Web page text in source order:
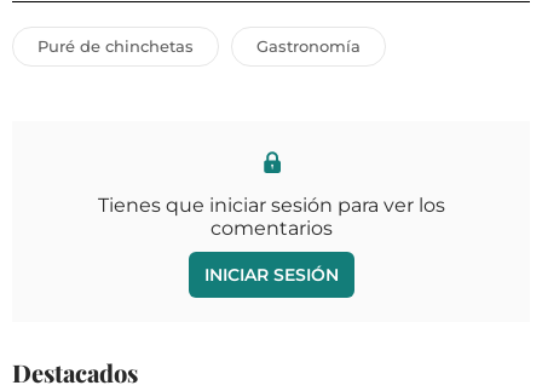
Puré de chinchetas Gastronomía
Tienes que iniciar sesión para ver los
comentarios
INICIAR SESIÓN
Destacados